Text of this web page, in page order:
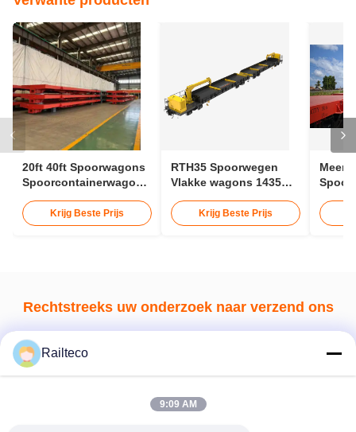
20ft 40ft Spoorwagons
Spoorcontainerwagons
Krijg Beste Prijs
RTH35 Spoorwegen
Vlakke wagons 1435mm
Spoorwagon
Krijg Beste Prijs
Rechtstreeks uw onderzoek naar verzend ons
Railteco
9:09 AM